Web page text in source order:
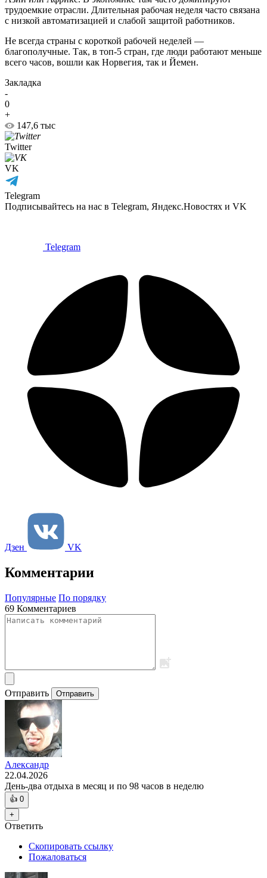
трудоемкие отрасли. Длительная рабочая неделя часто связана
с низкой автоматизацией и слабой защитой работников.
Не всегда страны с короткой рабочей неделей —
благополучные. Так, в топ-5 стран, где люди работают меньше
всего часов, вошли как Норвегия, так и Йемен.
Закладка
-
0
+
147,6 тыс
Twitter
VK
Telegram
Подписывайтесь на нас в Telegram, Яндекс.Новостях и VK
Telegram
Дзен VK
Комментарии
Популярные По порядку
69 Комментариев
Отправить Отправить
Александр
22.04.2026
День-два отдыха в месяц и по 98 часов в неделю
👍 0
+
Ответить
Скопировать ссылку
Пожаловаться